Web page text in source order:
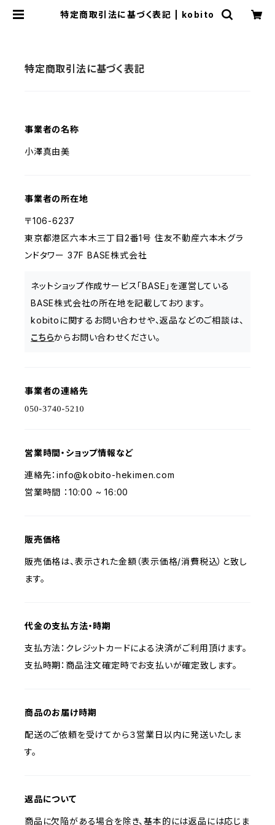
特定商取引法に基づく表記 | kobito
特定商取引法に基づく表記
事業者の名称
小澤真由美
事業者の所在地
〒106-6237
東京都港区六本木三丁目2番1号 住友不動産六本木グラ
ンドタワー 37F BASE株式会社
ネットショップ作成サービス「BASE」を運営している
BASE株式会社の所在地を記載しております。
kobitoに関するお問い合わせや、返品などのご相談は、
こちらからお問い合わせください。
事業者の連絡先
営業時間・ショップ情報など
連絡先：info@kobito-hekimen.com
営業時間 ：10:00 ~ 16:00
販売価格
販売価格は、表示された金額（表示価格/消費税込）と致し
ます。
代金の支払方法・時期
支払方法：クレジットカードによる決済がご利用頂けます。
支払時期：商品注文確定時でお支払いが確定致します。
商品のお届け時期
配送のご依頼を受けてから３営業日以内に発送いたしま
す。
返品について
商品に欠陥がある場合を除き、基本的には返品には応じま